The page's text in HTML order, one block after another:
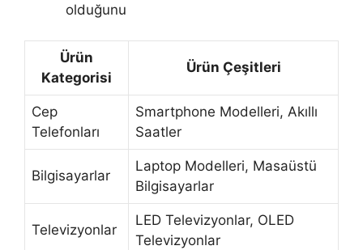
olduğunu
Ürün
Kategorisi
Ürün Çeşitleri
Cep
Telefonları
Smartphone Modelleri, Akıllı
Saatler
Bilgisayarlar
Laptop Modelleri, Masaüstü
Bilgisayarlar
Televizyonlar
LED Televizyonlar, OLED
Televizyonlar